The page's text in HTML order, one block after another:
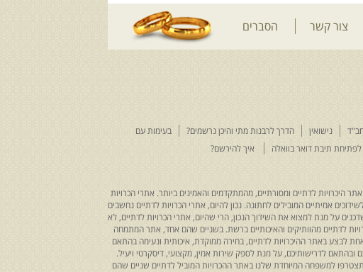
צור קשר הסברים
נישואין הדרך לרבנות מתי והיכן נרשמים?
בעימות עם
לפתיחת תיבת דואר בוואלה
איך להירשם?
לדתיים ומסורתיים, מהמתקדמים והאמינים ביותר. אתרי הכרויות
אמיתיים המובילים לחתונה. נכון להיום, אתרי הכרויות לדתיים נחשבים
על מנת למצוא את השידוך הנכון, הרי שהיום, אתרי הכרויות לדתיים, לא
לדתיים מהוותיקים והאיכותיים ברשת. בשניים שהם אחד, אתר המתמחה
לבצע באתר ההיכרויות לדתיים, בחירה ממוקדת, איכותית ונעימה בהתאם
לדרישותיכם, על מנת לספק שירות אמין, מקצועי, דיסקרטי ויעיל.
למשפחה המיוחדת שלנו באתר ההכרויות המוביל לדתיים שניים שהם